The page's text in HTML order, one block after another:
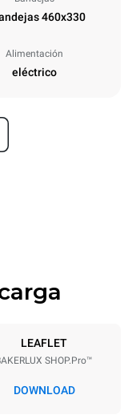
460x330
Alimentación
eléctrico
460x330
LEAFLET
SHOP.Pro™
DOWNLOAD